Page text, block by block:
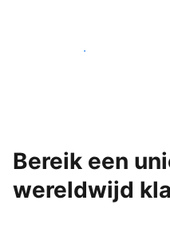
Begin vandaag nog
Bereik een
wereldwijd